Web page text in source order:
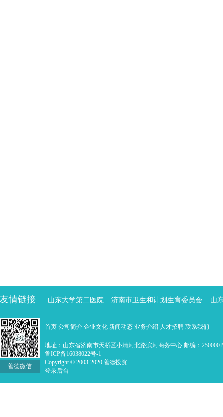
友情链接 山东大学第二医院 济南市卫生和计划生育委员会 山
善德微信
首页 公司简介 企业文化 新闻动态 业务介绍 人才招聘 联系我们
地址：山东省济南市天桥区小清河北路滨河商务中心 邮编：250000
鲁ICP备16038022号-1
Copyright © 2003-2020 善德投资
登录后台